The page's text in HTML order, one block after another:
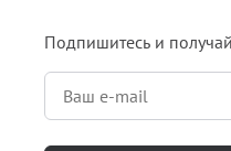
Подпишитесь и